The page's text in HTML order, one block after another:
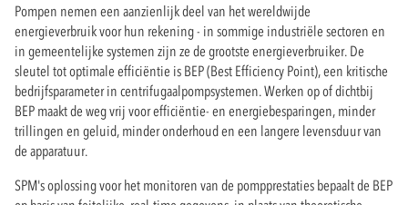
Pompen nemen een aanzienlijk deel van het wereldwijde
energieverbruik voor hun rekening - in sommige industriële sectoren en
in gemeentelijke systemen zijn ze de grootste energieverbruiker. De
sleutel tot optimale efficiëntie is BEP (Best Efficiency Point), een kritische
bedrijfsparameter in centrifugaalpompsystemen. Werken op of dichtbij
BEP maakt de weg vrij voor efficiëntie- en energiebesparingen, minder
trillingen en geluid, minder onderhoud en een langere levensduur van
de apparatuur.
SPM's oplossing voor het monitoren van de pompprestaties bepaalt de BEP